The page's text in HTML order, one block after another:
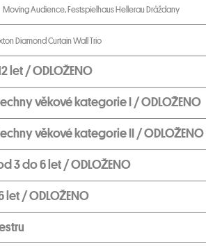
Moving Audience, Festspielhaus Hellerau Dráždany
Diamond Curtain Wall Trio
let / ODLOŽENO
věkové kategorie I / ODLOŽENO
věkové kategorie II / ODLOŽENO
3 do 6 let / ODLOŽENO
let / ODLOŽENO